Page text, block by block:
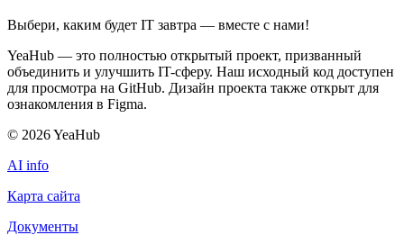
Выбери, каким будет IT завтра — вместе c нами!
YeaHub — это полностью открытый проект, призванный
объединить и улучшить IT-сферу. Наш исходный код доступен
для просмотра на GitHub. Дизайн проекта также открыт для
ознакомления в Figma.
© 2026YeaHub
AI info
Карта сайта
Документы